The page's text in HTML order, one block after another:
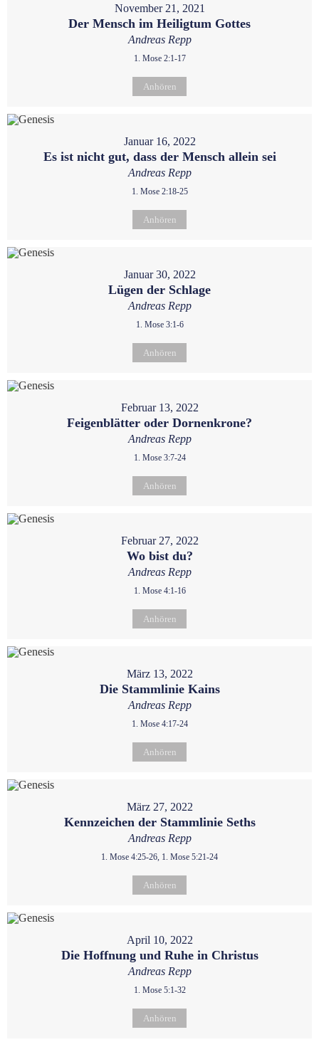
November 21, 2021
Der Mensch im Heiligtum Gottes
Andreas Repp
1. Mose 2:1-17
Anhören
Januar 16, 2022
Es ist nicht gut, dass der Mensch allein sei
Andreas Repp
1. Mose 2:18-25
Anhören
Januar 30, 2022
Lügen der Schlage
Andreas Repp
1. Mose 3:1-6
Anhören
Februar 13, 2022
Feigenblätter oder Dornenkrone?
Andreas Repp
1. Mose 3:7-24
Anhören
Februar 27, 2022
Wo bist du?
Andreas Repp
1. Mose 4:1-16
Anhören
März 13, 2022
Die Stammlinie Kains
Andreas Repp
1. Mose 4:17-24
Anhören
März 27, 2022
Kennzeichen der Stammlinie Seths
Andreas Repp
1. Mose 4:25-26, 1. Mose 5:21-24
Anhören
April 10, 2022
Die Hoffnung und Ruhe in Christus
Andreas Repp
1. Mose 5:1-32
Anhören